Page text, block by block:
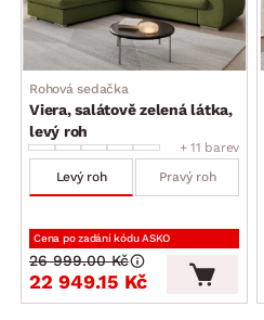
Rohová sedačka
Viera, salátově zelená látka,
levý roh
+ 11 barev
Levý roh
Pravý roh
Cena po zadání kódu ASKO
22 949.15 Kč
26 999.00 Kč